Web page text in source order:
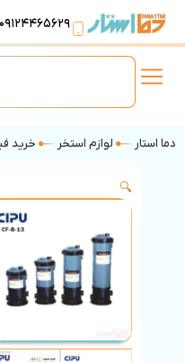
۰۹۱۲۴۴۶۵۶۲۹
دما استار لوازم استخر خرید
🔍